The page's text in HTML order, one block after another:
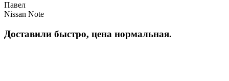
Павел
Nissan Note
Доставили быстро, цена нормальная.